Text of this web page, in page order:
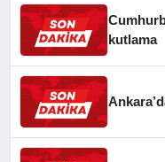
kutlama